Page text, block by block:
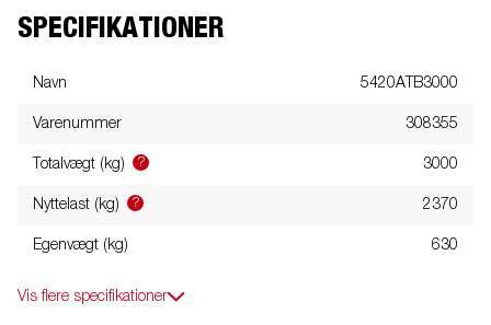
SPECIFIKATIONER
Navn 5420ATB3000
Varenummer 308355
Totalvægt (kg) ? 3000
Nyttelast (kg) ? 2370
Egenvægt (kg) 630
Vis flere specifikationer